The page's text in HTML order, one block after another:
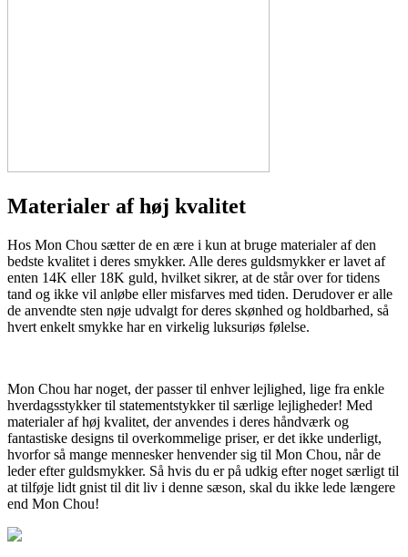
Materialer af høj kvalitet
Hos Mon Chou sætter de en ære i kun at bruge materialer af den
bedste kvalitet i deres smykker. Alle deres guldsmykker er lavet af
enten 14K eller 18K guld, hvilket sikrer, at de står over for tidens
tand og ikke vil anløbe eller misfarves med tiden. Derudover er alle
de anvendte sten nøje udvalgt for deres skønhed og holdbarhed, så
hvert enkelt smykke har en virkelig luksuriøs følelse.
Mon Chou har noget, der passer til enhver lejlighed, lige fra enkle
hverdagsstykker til statementstykker til særlige lejligheder! Med
materialer af høj kvalitet, der anvendes i deres håndværk og
fantastiske designs til overkommelige priser, er det ikke underligt,
hvorfor så mange mennesker henvender sig til Mon Chou, når de
leder efter guldsmykker. Så hvis du er på udkig efter noget særligt til
at tilføje lidt gnist til dit liv i denne sæson, skal du ikke lede længere
end Mon Chou!